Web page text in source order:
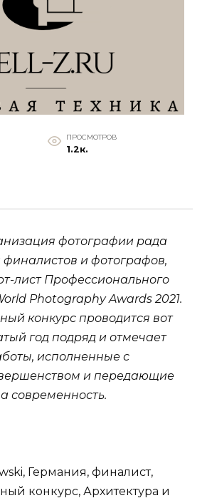
ПРОСМОТРОВ
1.2к.
фотографии рада
и фотографов,
лист Профессионального
Photography Awards 2021.
конкурс проводится вот
год подряд и отмечает
исполненные с
и передающие
современность.
Германия, финалист,
конкурс, Архитектура и